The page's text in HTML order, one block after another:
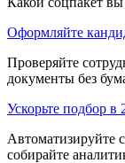
Оформляйте
Проверяйте
документы без
Ускорьте подбор в
Автоматизируйте
собирайте